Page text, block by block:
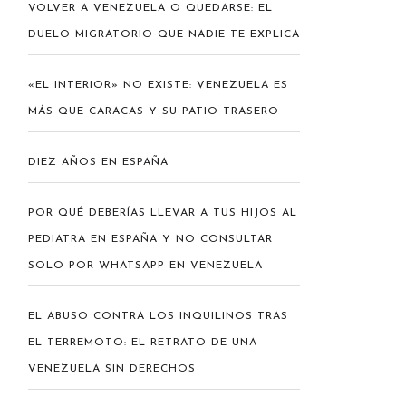
VOLVER A VENEZUELA O QUEDARSE: EL
DUELO MIGRATORIO QUE NADIE TE EXPLICA
«EL INTERIOR» NO EXISTE: VENEZUELA ES
MÁS QUE CARACAS Y SU PATIO TRASERO
DIEZ AÑOS EN ESPAÑA
POR QUÉ DEBERÍAS LLEVAR A TUS HIJOS AL
PEDIATRA EN ESPAÑA Y NO CONSULTAR
SOLO POR WHATSAPP EN VENEZUELA
EL ABUSO CONTRA LOS INQUILINOS TRAS
EL TERREMOTO: EL RETRATO DE UNA
VENEZUELA SIN DERECHOS